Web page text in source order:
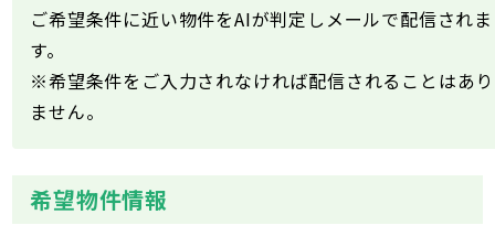
ご希望条件に近い物件をAIが判定しメールで配信されま
す。
※希望条件をご入力されなければ配信されることはあり
ません。
希望物件情報